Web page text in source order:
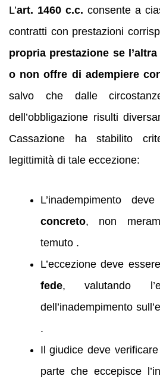
L’art. 1460 c.c. consente a
contratti con prestazioni
propria prestazione se
o non offre di adempiere
salvo che dalle
dell’obbligazione risulti
Cassazione ha stabilito
legittimità di tale eccezione:
L’inadempimento
concreto, non
temuto .
L’eccezione deve
fede, valutando
dell’inadempimento
.
Il giudice deve
parte che eccepisce